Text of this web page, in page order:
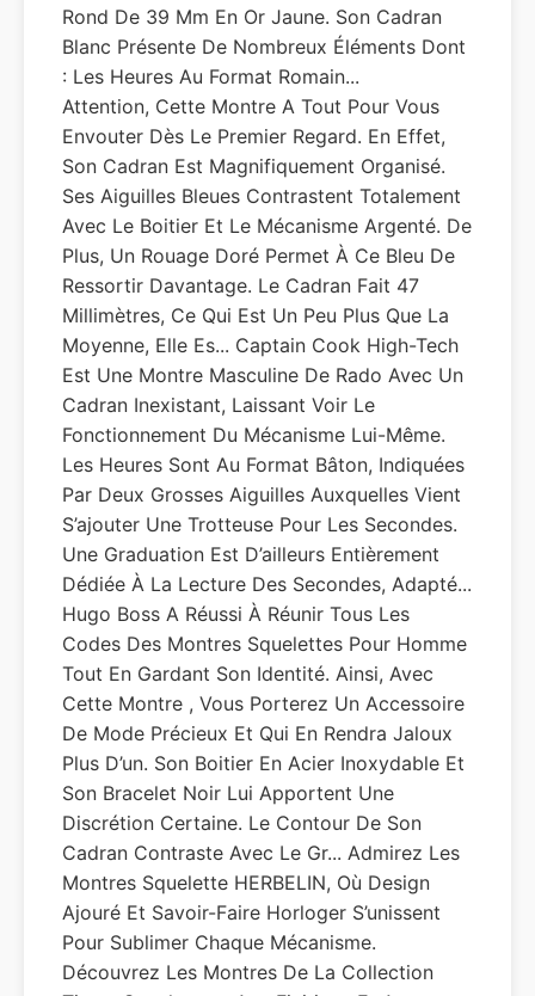
Rond De 39 Mm En Or Jaune. Son Cadran
Blanc Présente De Nombreux Éléments Dont
: Les Heures Au Format Romain...
Attention, Cette Montre A Tout Pour Vous
Envouter Dès Le Premier Regard. En Effet,
Son Cadran Est Magnifiquement Organisé.
Ses Aiguilles Bleues Contrastent Totalement
Avec Le Boitier Et Le Mécanisme Argenté. De
Plus, Un Rouage Doré Permet À Ce Bleu De
Ressortir Davantage. Le Cadran Fait 47
Millimètres, Ce Qui Est Un Peu Plus Que La
Moyenne, Elle Es... Captain Cook High-Tech
Est Une Montre Masculine De Rado Avec Un
Cadran Inexistant, Laissant Voir Le
Fonctionnement Du Mécanisme Lui-Même.
Les Heures Sont Au Format Bâton, Indiquées
Par Deux Grosses Aiguilles Auxquelles Vient
S’ajouter Une Trotteuse Pour Les Secondes.
Une Graduation Est D’ailleurs Entièrement
Dédiée À La Lecture Des Secondes, Adapté...
Hugo Boss A Réussi À Réunir Tous Les
Codes Des Montres Squelettes Pour Homme
Tout En Gardant Son Identité. Ainsi, Avec
Cette Montre , Vous Porterez Un Accessoire
De Mode Précieux Et Qui En Rendra Jaloux
Plus D’un. Son Boitier En Acier Inoxydable Et
Son Bracelet Noir Lui Apportent Une
Discrétion Certaine. Le Contour De Son
Cadran Contraste Avec Le Gr... Admirez Les
Montres Squelette HERBELIN, Où Design
Ajouré Et Savoir-Faire Horloger S’unissent
Pour Sublimer Chaque Mécanisme.
Découvrez Les Montres De La Collection